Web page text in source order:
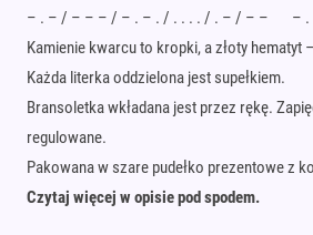
– . – / – – – / – . – . / . . . . / . – / – – – .
Kamienie kwarcu to kropki, a złoty hematyt
Każda literka oddzielona jest supełkiem.
Bransoletka wkładana jest przez rękę.
regulowane.
Pakowana w szare pudełko prezentowe z
Czytaj więcej w opisie pod spodem.